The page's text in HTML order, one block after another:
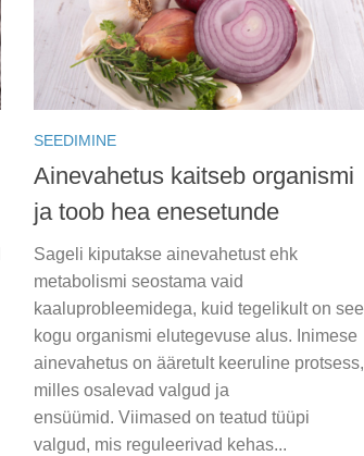
SEEDIMINE
Ainevahetus kaitseb organismi
ja toob hea enesetunde
Sageli kiputakse ainevahetust ehk
metabolismi seostama vaid
kaaluprobleemidega, kuid tegelikult on see
kogu organismi elutegevuse alus. Inimese
ainevahetus on ääretult keeruline protsess,
milles osalevad valgud ja
ensüümid. Viimased on teatud tüüpi
valgud, mis reguleerivad kehas...